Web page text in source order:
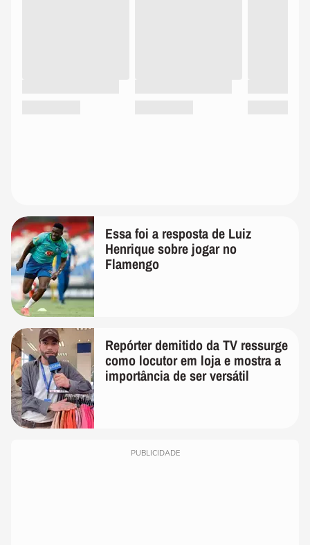
Essa foi a resposta de Luiz
Henrique sobre jogar no
Flamengo
Repórter demitido da TV ressurge
como locutor em loja e mostra a
importância de ser versátil
PUBLICIDADE